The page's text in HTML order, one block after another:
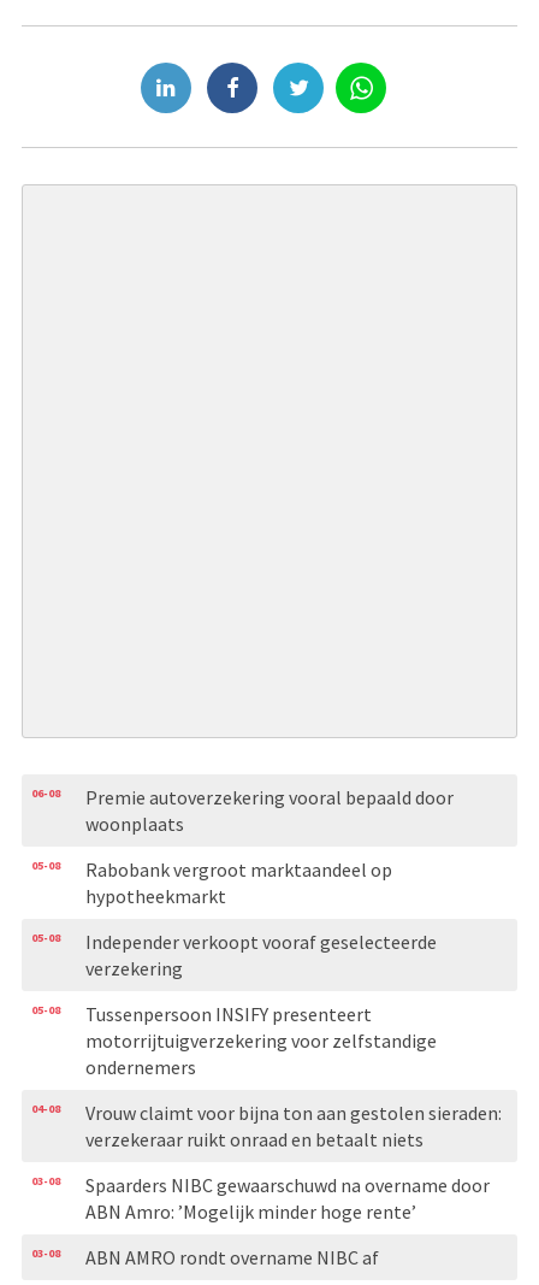
06-08
Premie autoverzekering vooral bepaald door
woonplaats
05-08
Rabobank vergroot marktaandeel op
hypotheekmarkt
05-08
Independer verkoopt vooraf geselecteerde
verzekering
05-08
Tussenpersoon INSIFY presenteert
motorrijtuigverzekering voor zelfstandige
ondernemers
04-08
Vrouw claimt voor bijna ton aan gestolen sieraden:
verzekeraar ruikt onraad en betaalt niets
03-08
Spaarders NIBC gewaarschuwd na overname door
ABN Amro: ’Mogelijk minder hoge rente’
03-08 ABN AMRO rondt overname NIBC af